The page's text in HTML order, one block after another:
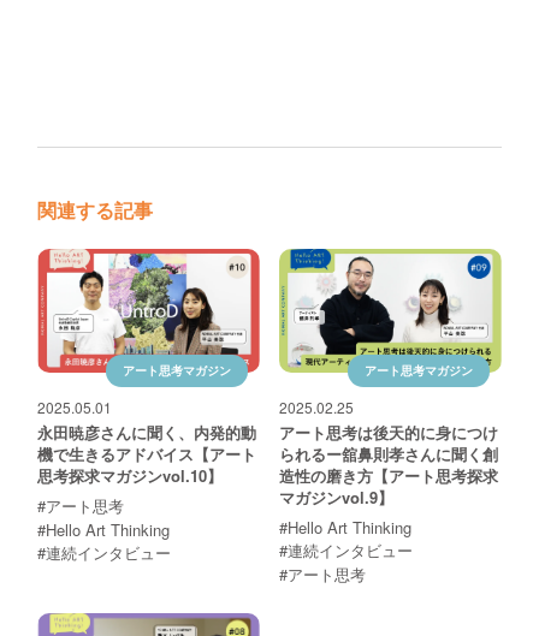
関連する記事
アート思考マガジン
2025.05.01
永田暁彦さんに聞く、内発的動
機で生きるアドバイス【アート
思考探求マガジンvol.10】
#アート思考
#Hello Art Thinking
#連続インタビュー
アート思考マガジン
2025.02.25
アート思考は後天的に身につけ
られるー舘鼻則孝さんに聞く創
造性の磨き方【アート思考探求
マガジンvol.9】
#Hello Art Thinking
#連続インタビュー
#アート思考